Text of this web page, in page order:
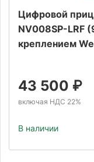
Цифровой
NV008SP-LRF
креплением
43 500 ₽
включая НДС 22%
В наличии